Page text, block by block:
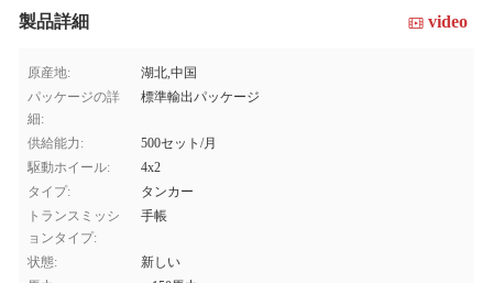
製品詳細 video
原産地:
湖北,中国
パッケージの詳
細:
標準輸出パッケージ
供給能力:
500セット/月
駆動ホイール:
4x2
タイプ:
タンカー
トランスミッシ
ョンタイプ:
手帳
状態:
新しい